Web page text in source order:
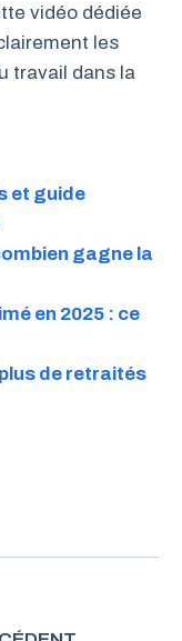
vidéo dédiée
les
travail dans la
et guide
gagne la
en 2025 : ce
de retraités